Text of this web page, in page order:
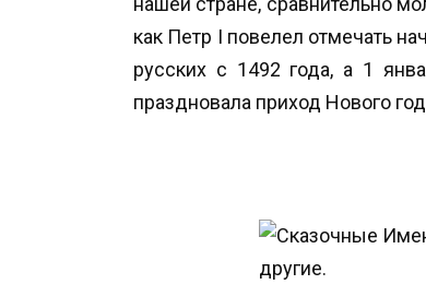
как Петр I повелел отмечать
русских с 1492 года, а 1
праздновала приход Нового